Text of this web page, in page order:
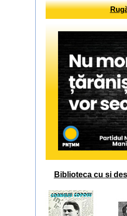
Biblioteca cu si